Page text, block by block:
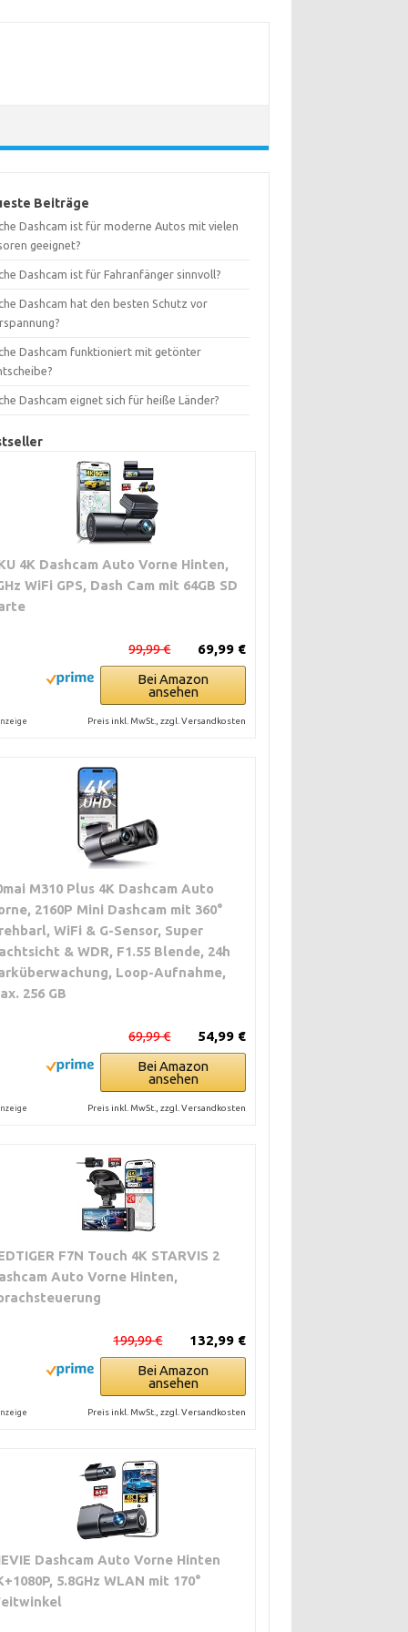
VORAUSSICHTLICHE
DAUER
Beiträge
Dashcam ist für moderne Autos mit vielen
geeignet?
Dashcam ist für Fahranfänger sinnvoll?
Dashcam hat den besten Schutz vor
Dashcam funktioniert mit getönter
Dashcam eignet sich für heiße Länder?
4K Dashcam Auto Vorne Hinten,
WiFi GPS, Dash Cam mit 64GB SD
69,99 €
99,99 €
Bei Amazon
ansehen
Preis inkl. MwSt., zzgl. Versandkosten
M310 Plus 4K Dashcam Auto
2160P Mini Dashcam mit 360°
WiFi & G-Sensor, Super
& WDR, F1.55 Blende, 24h
Loop-Aufnahme,
256 GB
54,99 €
69,99 €
Bei Amazon
ansehen
Preis inkl. MwSt., zzgl. Versandkosten
F7N Touch 4K STARVIS 2
Auto Vorne Hinten,
132,99 €
199,99 €
Bei Amazon
ansehen
Preis inkl. MwSt., zzgl. Versandkosten
Dashcam Auto Vorne Hinten
5.8GHz WLAN mit 170°